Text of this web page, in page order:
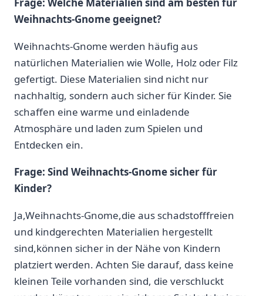
Weihnachts-Gnome⁢ geeignet?
Weihnachts-Gnome werden häufig aus
natürlichen Materialien wie Wolle, Holz oder Filz⁤
gefertigt. Diese ⁢Materialien ‍sind⁢ nicht nur
⁣nachhaltig, sondern auch sicher für Kinder.⁢ Sie
schaffen eine warme⁢ und⁣ einladende
Atmosphäre und⁣ laden zum Spielen und⁣
Entdecken⁣ ein.
Frage: Sind Weihnachts-Gnome sicher⁢ für
‍Kinder?
Ja,Weihnachts-Gnome,die aus schadstofffreien
und kindgerechten Materialien hergestellt
sind,können sicher in der ⁣Nähe von Kindern
platziert werden. ‍Achten Sie darauf, dass‍ keine
kleinen Teile vorhanden sind,​ die ‌verschluckt